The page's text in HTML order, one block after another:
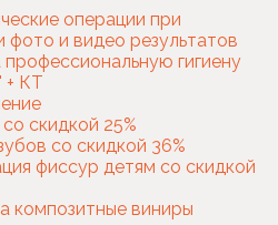
операции при
фото и видео результатов
гигиену
+ КТ
скидкой 25%
со скидкой 36%
фиссур детям со скидкой
композитные виниры